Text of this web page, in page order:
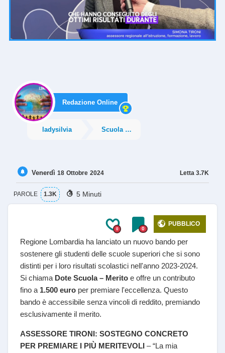
Redazione Online
ladysilvia Scuola e Istruzione
Letta 3.7K
Venerdì 18 Ottobre 2024
PAROLE 1.3K 5 Minuti
0 0
PUBBLICO
Regione Lombardia ha lanciato un nuovo bando per
sostenere gli studenti delle scuole superiori che si sono
distinti per i loro risultati scolastici nell'anno 2023-2024.
Si chiama Dote Scuola – Merito e offre un contributo
fino a 1.500 euro per premiare l'eccellenza. Questo
bando è accessibile senza vincoli di reddito, premiando
esclusivamente il merito.
ASSESSORE TIRONI: SOSTEGNO CONCRETO
PER PREMIARE I PIÙ MERITEVOLI – “La mia